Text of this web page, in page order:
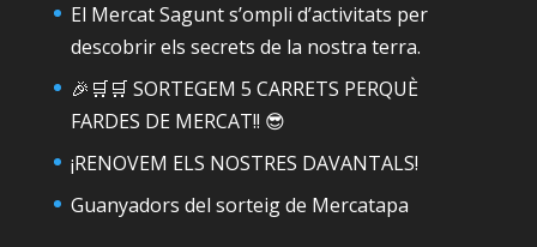
El Mercat Sagunt s’ompli d’activitats per
descobrir els secrets de la nostra terra.
🎉🛒🛒 SORTEGEM 5 CARRETS PERQUÈ
FARDES DE MERCAT!! 😎
¡RENOVEM ELS NOSTRES DAVANTALS!
Guanyadors del sorteig de Mercatapa